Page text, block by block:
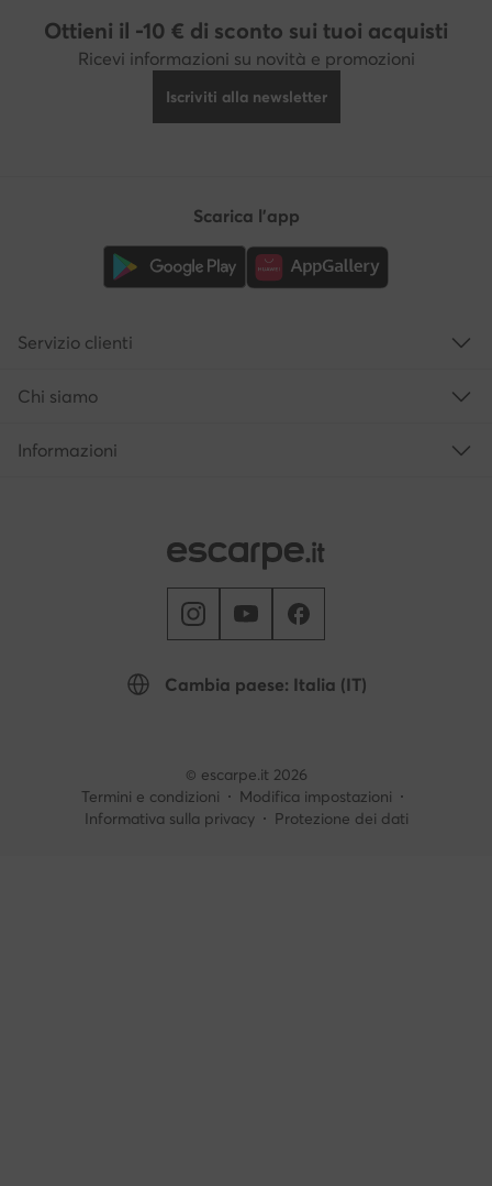
Ottieni il -10 € di sconto sui tuoi acquisti
Ricevi informazioni su novità e promozioni
Iscriviti alla newsletter
Cambia paese: Italia (IT)
Scarica l'app
Servizio clienti
Chi siamo
Informazioni
© escarpe.it 2026
Termini e condizioni
Modifica impostazioni
Informativa sulla privacy
Protezione dei dati